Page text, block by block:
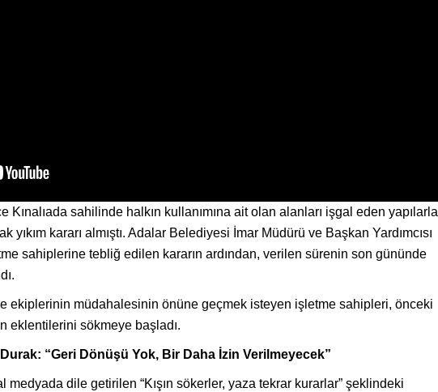
sahilinde halkın kullanımına ait olan alanları işgal eden yapılarla
kararı almıştı. Adalar Belediyesi İmar Müdürü ve Başkan Yardımcısı
sahiplerine tebliğ edilen kararın ardından, verilen sürenin son gününde
ekiplerinin müdahalesinin önüne geçmek isteyen işletme sahipleri, önceki
eklentilerini sökmeye başladı.
Durak: “Geri Dönüşü Yok, Bir Daha İzin Verilmeyecek”
medyada dile getirilen “Kışın sökerler, yaza tekrar kurarlar” şeklindeki